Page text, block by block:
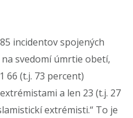
incidentov spojených
svedomí úmrtie obetí,
66 (t.j. 73 percent)
a len 23 (t.j. 27
extrémisti.“ To je